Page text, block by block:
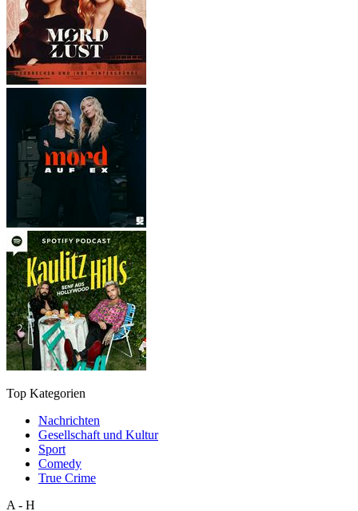
Top Kategorien
Nachrichten
Gesellschaft und Kultur
Sport
Comedy
True Crime
A - H